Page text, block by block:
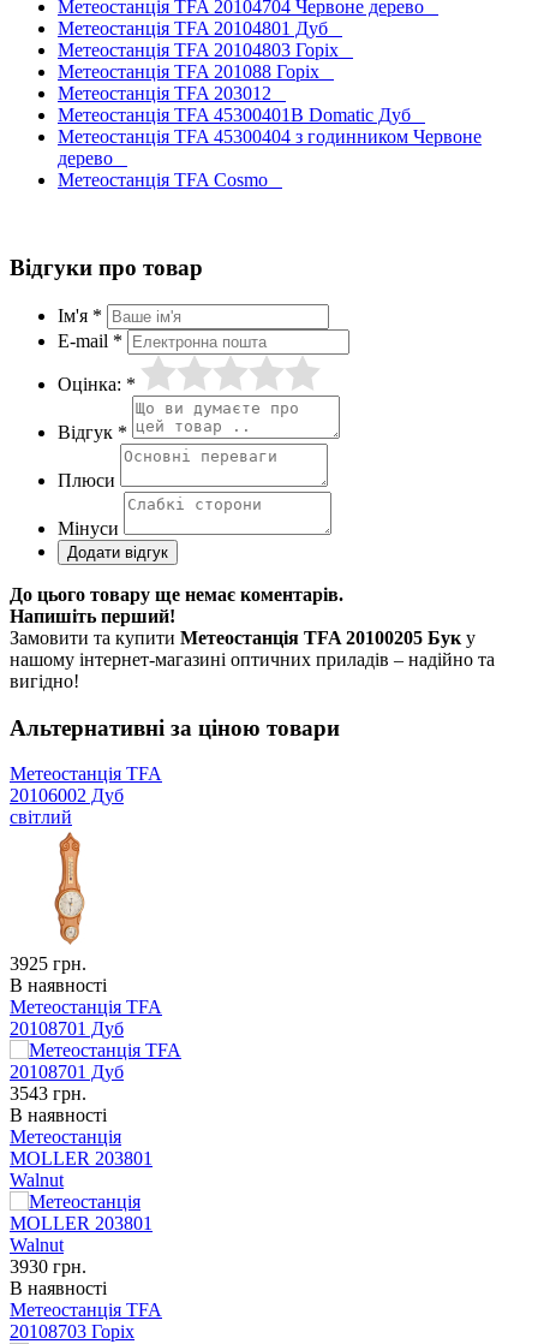
Метеостанція TFA 20104704 Червоне дерево
Метеостанція TFA 20104801 Дуб
Метеостанція TFA 20104803 Горіх
Метеостанція TFA 201088 Горіх
Метеостанція TFA 203012
Метеостанція TFA 45300401B Domatic Дуб
Метеостанція TFA 45300404 з годинником Червоне
дерево
Метеостанція TFA Cosmo
Відгуки про товар
Ім'я *
E-mail *
Оцінка: *
Відгук *
Плюси
Мінуси
До цього товару ще немає коментарів.
Напишіть перший!
Замовити та купити Метеостанція TFA 20100205 Бук у
нашому інтернет-магазині оптичних приладів – надійно та
вигідно!
Альтернативні за ціною товари
Метеостанція TFA
20106002 Дуб
світлий
3925 грн.
В наявності
Метеостанція TFA
20108701 Дуб
3543 грн.
В наявності
Метеостанція
MOLLER 203801
Walnut
3930 грн.
В наявності
Метеостанція TFA
20108703 Горіх